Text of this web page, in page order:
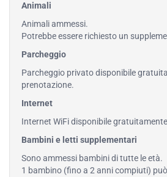
Animali
Animali ammessi.
Potrebbe essere richiesto un
Parcheggio
Parcheggio privato disponibile
prenotazione.
Internet
Internet WiFi disponibile
Bambini e letti supplementari
Sono ammessi bambini di tutte le età.
1 bambino (fino a 2 anni compiuti)